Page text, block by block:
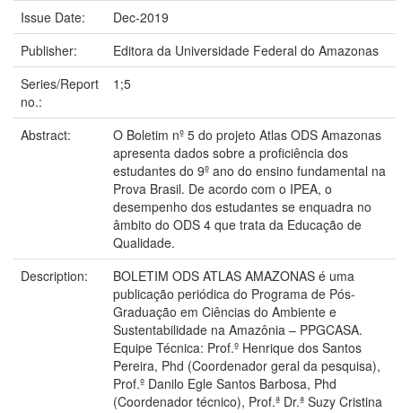
Issue Date:
Dec-2019
Publisher:
Editora da Universidade Federal do Amazonas
Series/Report
no.:
1;5
Abstract:
O Boletim nº 5 do projeto Atlas ODS Amazonas
apresenta dados sobre a proficiência dos
estudantes do 9º ano do ensino fundamental na
Prova Brasil. De acordo com o IPEA, o
desempenho dos estudantes se enquadra no
âmbito do ODS 4 que trata da Educação de
Qualidade.
Description:
BOLETIM ODS ATLAS AMAZONAS é uma
publicação periódica do Programa de Pós-
Graduação em Ciências do Ambiente e
Sustentabilidade na Amazônia – PPGCASA.
Equipe Técnica: Prof.º Henrique dos Santos
Pereira, Phd (Coordenador geral da pesquisa),
Prof.º Danilo Egle Santos Barbosa, Phd
(Coordenador técnico), Prof.ª Dr.ª Suzy Cristina